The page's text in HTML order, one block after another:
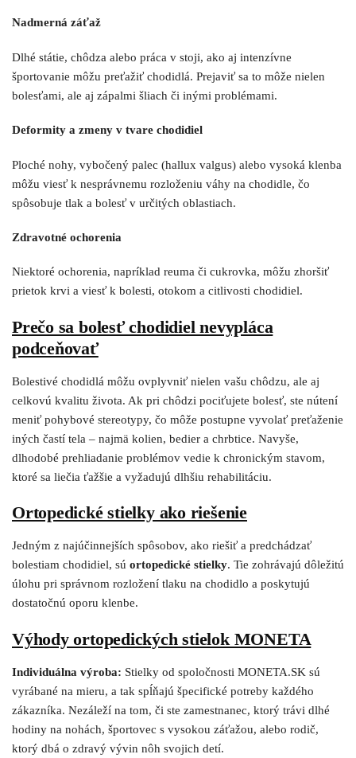
Nadmerná záťaž
Dlhé státie, chôdza alebo práca v stoji, ako aj intenzívne
športovanie môžu preťažiť chodidlá. Prejaviť sa to môže nielen
bolesťami, ale aj zápalmi šliach či inými problémami.
Deformity a zmeny v tvare chodidiel
Ploché nohy, vybočený palec (hallux valgus) alebo vysoká klenba
môžu viesť k nesprávnemu rozloženiu váhy na chodidle, čo
spôsobuje tlak a bolesť v určitých oblastiach.
Zdravotné ochorenia
Niektoré ochorenia, napríklad reuma či cukrovka, môžu zhoršiť
prietok krvi a viesť k bolesti, otokom a citlivosti chodidiel.
Prečo sa bolesť chodidiel nevypláca
podceňovať
Bolestivé chodidlá môžu ovplyvniť nielen vašu chôdzu, ale aj
celkovú kvalitu života. Ak pri chôdzi pociťujete bolesť, ste nútení
meniť pohybové stereotypy, čo môže postupne vyvolať preťaženie
iných častí tela – najmä kolien, bedier a chrbtice. Navyše,
dlhodobé prehliadanie problémov vedie k chronickým stavom,
ktoré sa liečia ťažšie a vyžadujú dlhšiu rehabilitáciu.
Ortopedické stielky ako riešenie
Jedným z najúčinnejších spôsobov, ako riešiť a predchádzať
bolestiam chodidiel, sú ortopedické stielky. Tie zohrávajú dôležitú
úlohu pri správnom rozložení tlaku na chodidlo a poskytujú
dostatočnú oporu klenbe.
Výhody ortopedických stielok MONETA
Individuálna výroba: Stielky od spoločnosti MONETA.SK sú
vyrábané na mieru, a tak spĺňajú špecifické potreby každého
zákazníka. Nezáleží na tom, či ste zamestnanec, ktorý trávi dlhé
hodiny na nohách, športovec s vysokou záťažou, alebo rodič,
ktorý dbá o zdravý vývin nôh svojich detí.